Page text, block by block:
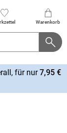
Warenkorb
für nur7,95 €